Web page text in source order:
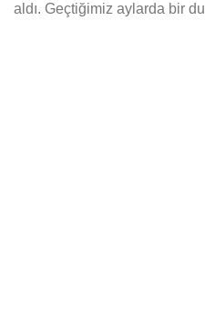
aldı. Geçtiğimiz aylarda bir